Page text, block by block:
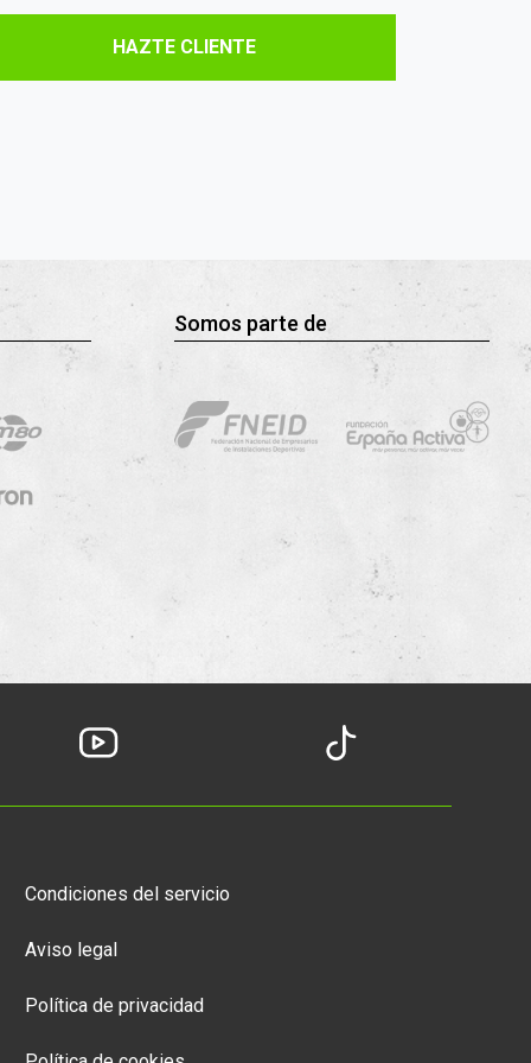
HAZTE CLIENTE
Somos parte de
Condiciones del servicio
Aviso legal
Política de privacidad